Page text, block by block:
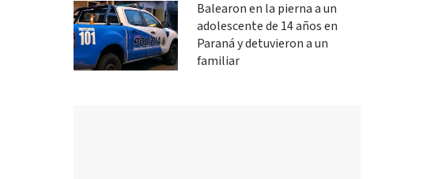
Balearon en la pierna a un
adolescente de 14 años en
Paraná y detuvieron a un
familiar